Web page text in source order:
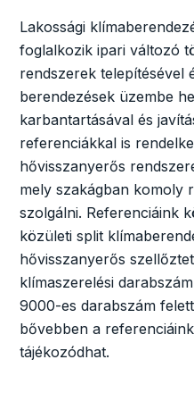
Lakossági
foglalkozik ipari változó
rendszerek telepítésével
berendezések üzembe
karbantartásával és
referenciákkal is
hővisszanyerős
mely szakágban komoly
szolgálni. Referenciáink
közületi split
hővisszanyerős
klímaszerelési
9000-es darabszám
bővebben a
tájékozódhat.